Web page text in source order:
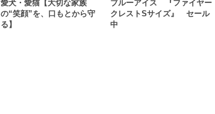
愛犬・愛猫【大切な家族
の“笑顔”を、口もとから守
る】
ブルーアイス 『ファイヤー
クレストSサイズ』 セール
中